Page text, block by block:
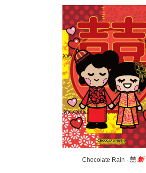
Chocolate Rain - 囍 新